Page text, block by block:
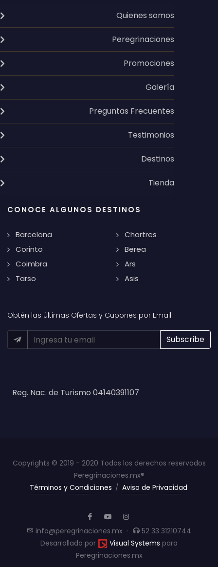
Quienes somos
Peregrinaciones
Promociones
Galería
Preguntas Frecuentes
Testimonios
Destinos
Tienda
CONOCE ALGUNOS DESTINOS
Barcelona
Corinto
Coimbra
Tarso
Chartres
Berea
Ars
Asis
Obtén las últimas Ofertas y Cupones por Email:
Reg. Nac. de Turismo 04140391107
Copyrights © 2019 - 2020 Todos los derechos reservados
Peregrinaciones.mx®
Términos y Condiciones / Aviso de Privacidad
info@peregrinaciones.mx ·
52 33 31210744
Desarrollado por
Visual Systems para
Peregrinaciones.mx